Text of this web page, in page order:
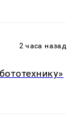
2 часа назад